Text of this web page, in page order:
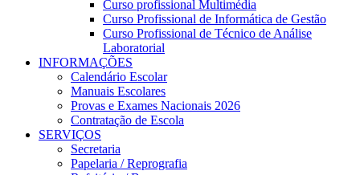
Curso profissional Multimédia
Curso Profissional de Informática de Gestão
Curso Profissional de Técnico de Análise
Laboratorial
INFORMAÇÕES
Calendário Escolar
Manuais Escolares
Provas e Exames Nacionais 2026
Contratação de Escola
SERVIÇOS
Secretaria
Papelaria / Reprografia